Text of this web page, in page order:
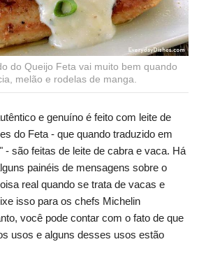
do Queijo Feta vai muito bem quando
melão e rodelas de manga.
e genuíno é feito com leite de
do Feta - que quando traduzido em
- são feitas de leite de cabra e vaca. Há
painéis de mensagens sobre o
real quando se trata de vacas e
isso para os chefs Michelin
você pode contar com o fato de que
usos e alguns desses usos estão